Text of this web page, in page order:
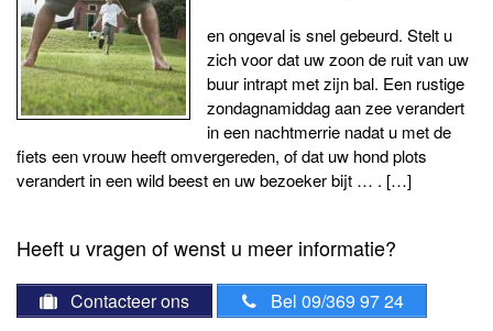
en ongeval is snel gebeurd. Stelt u
zich voor dat uw zoon de ruit van uw
buur intrapt met zijn bal. Een rustige
zondagnamiddag aan zee verandert
in een nachtmerrie nadat u met de
fiets een vrouw heeft omvergereden, of dat uw hond plots
verandert in een wild beest en uw bezoeker bijt … . […]
Heeft u vragen of wenst u meer informatie?
Contacteer ons Bel 09/369 97 24